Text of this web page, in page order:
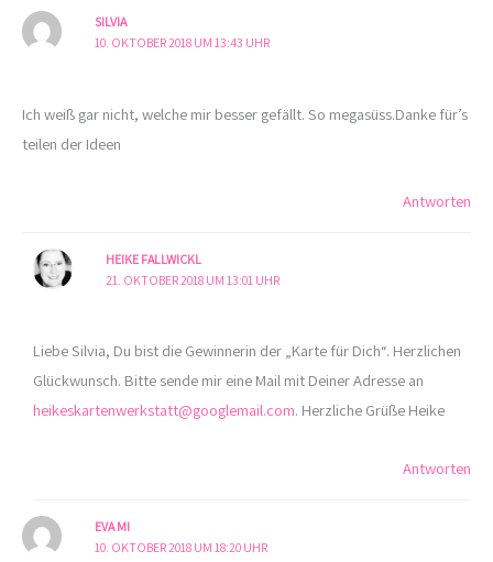
SILVIA
10. OKTOBER 2018 UM 13:43 UHR
Ich weiß gar nicht, welche mir besser gefällt. So megasüss.Danke für’s
teilen der Ideen
Antworten
HEIKE FALLWICKL
21. OKTOBER 2018 UM 13:01 UHR
Liebe Silvia, Du bist die Gewinnerin der „Karte für Dich“. Herzlichen
Glückwunsch. Bitte sende mir eine Mail mit Deiner Adresse an
heikeskartenwerkstatt@googlemail.com. Herzliche Grüße Heike
Antworten
EVA MI
10. OKTOBER 2018 UM 18:20 UHR